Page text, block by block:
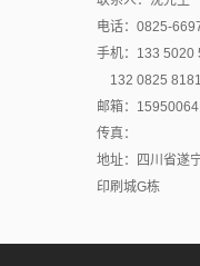
电话：0825-
手机：133 5020
132 0825 8181
邮箱：
传真：
地址：四川省遂
印刷城G栋